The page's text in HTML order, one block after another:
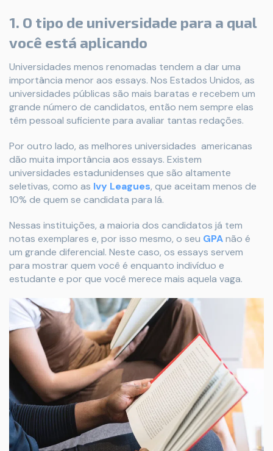
1. O tipo de universidade para a qual
você está aplicando
Universidades menos renomadas tendem a dar uma
importância menor aos essays. Nos Estados Unidos, as
universidades públicas são mais baratas e recebem um
grande número de candidatos, então nem sempre elas
têm pessoal suficiente para avaliar tantas redações.
Por outro lado, as melhores universidades americanas
dão muita importância aos essays. Existem
universidades estadunidenses que são altamente
seletivas, como as Ivy Leagues, que aceitam menos de
10% de quem se candidata para lá.
Nessas instituições, a maioria dos candidatos já tem
notas exemplares e, por isso mesmo, o seu GPAnão é
um grande diferencial. Neste caso, os essays servem
para mostrar quem você é enquanto indivíduo e
estudante e por que você merece mais aquela vaga.